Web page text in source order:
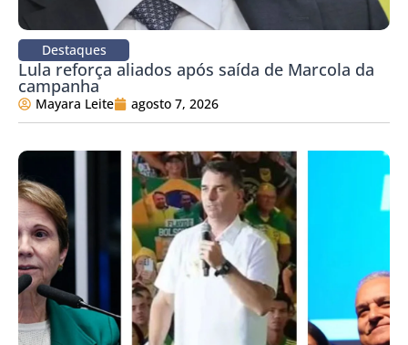
Destaques
Lula reforça aliados após saída de Marcola da
campanha
Mayara Leite agosto 7, 2026